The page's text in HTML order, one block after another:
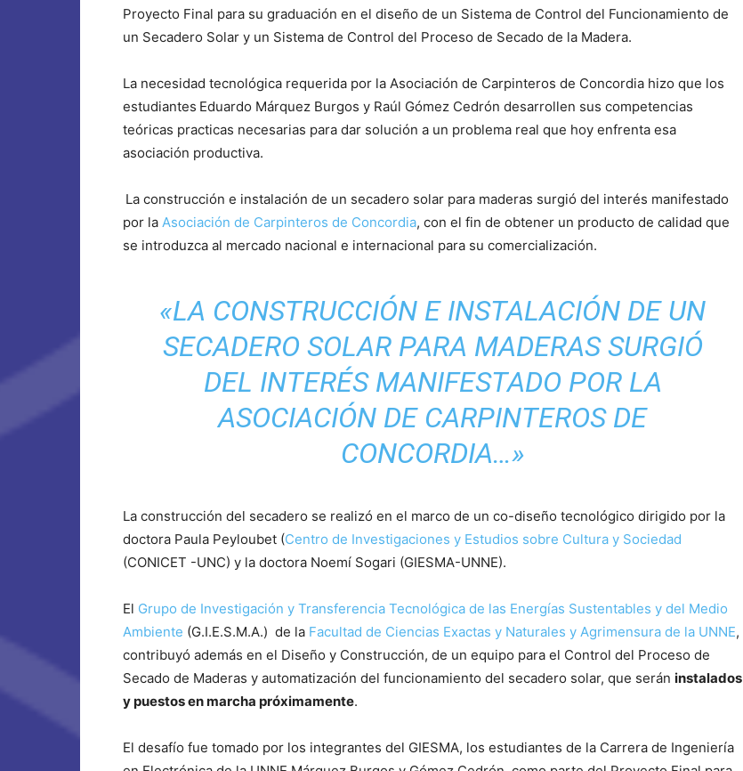
Proyecto Final para su graduación en el diseño de un Sistema de Control del Funcionamiento de
un Secadero Solar y un Sistema de Control del Proceso de Secado de la Madera.
La necesidad tecnológica requerida por la Asociación de Carpinteros de Concordia hizo que los
estudiantes Eduardo Márquez Burgos y Raúl Gómez Cedrón desarrollen sus competencias
teóricas practicas necesarias para dar solución a un problema real que hoy enfrenta esa
asociación productiva.
La construcción e instalación de un secadero solar para maderas surgió del interés manifestado
por la Asociación de Carpinteros de Concordia, con el fin de obtener un producto de calidad que
se introduzca al mercado nacional e internacional para su comercialización.
«LA CONSTRUCCIÓN E INSTALACIÓN DE UN
SECADERO SOLAR PARA MADERAS SURGIÓ
DEL INTERÉS MANIFESTADO POR LA
ASOCIACIÓN DE CARPINTEROS DE
CONCORDIA…»
La construcción del secadero se realizó en el marco de un co-diseño tecnológico dirigido por la
doctora Paula Peyloubet (Centro de Investigaciones y Estudios sobre Cultura y Sociedad
(CONICET -UNC) y la doctora Noemí Sogari (GIESMA-UNNE).
El Grupo de Investigación y Transferencia Tecnológica de las Energías Sustentables y del Medio
Ambiente (G.I.E.S.M.A.) de la Facultad de Ciencias Exactas y Naturales y Agrimensura de la UNNE,
contribuyó además en el Diseño y Construcción, de un equipo para el Control del Proceso de
Secado de Maderas y automatización del funcionamiento del secadero solar, que serán instalados
y puestos en marcha próximamente.
El desafío fue tomado por los integrantes del GIESMA, los estudiantes de la Carrera de Ingeniería